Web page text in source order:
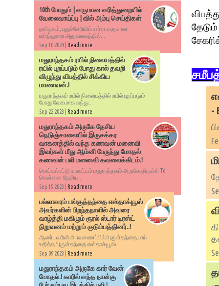
-
10th போதும் | வருமான வரித்துறையில்
வேலைவாய்ப்பு | வில் அம்பு செய்திகள்
தமிழகம், புதுச்சேரியில் உள்ள வருமான
வரித்துறை அலுவலகத்தில்...
Sep 10 2024 | Read more
மதுராந்தகம் ரயில் நிலையத்தில்
ரயில் புறப்படும் போது கால் தவறி
விழுந்து விபத்தில் சிக்கிய
மாணவன்.!
மதுராந்தகம் ரயில் நிலையத்தில் ரயில் புறப்படும்
போது வேகமாக வந்து...
Sep 22 2023 | Read more
மதுராந்தகம் அருகே தேசிய
நெடுஞ்சாலையில் இருசக்கர
வாகனத்தில் வந்த கணவன் மனைவி
இவர்கள் மீது ஆம்னி பேருந்து மோதல்
கணவன் பலி மனைவி கவலைக்கிடம்.!
செங்கல்பட்டு மாவட்டம் மதுராந்தகம் அருகே திருச்சி To
சென்னை தேசிய...
Sep 15 2023 | Read more
பல்லாவரம் பங்குத்தந்தை எஸ்தாக்யூஸ்
அவர்களின் பிறந்தநாளில் அவரை
வாழ்த்தி மகிழும் ரூரல் ஸ்டார் டிரஸ்ட்
நிறுவனம் மற்றும் குடும்பத்தினர்..!
ஆண்டவரின் அரவணைப்பில்அருள்தந்தையாய்
உதித்தஅருள்தந்தை எஸ்தாக்யூஸ்...
Sep 09 2023 | Read more
மதுராந்தகம் அருகே கார் வேன்
மோதல்.! காரில் வந்த நான்கு